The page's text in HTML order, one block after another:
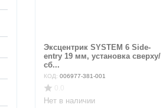
Эксцентрик SYSTEM 6 Side-
entry 19 мм, установка сверху/
сб...
КОД: 006977-381-001
Нет в наличии